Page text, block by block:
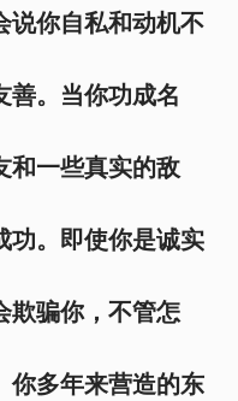
说你自私和动机不
善。当你功成名
和一些真实的敌
功。即使你是诚实
欺骗你，不管怎
你多年来营造的东